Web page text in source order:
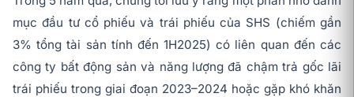
mục đầu tư cổ phiếu và trái phiếu của SHS (chiếm gần
3% tổng tài sản tính đến 1H2025) có liên quan đến các
công ty bất động sản và năng lượng đã chậm trả gốc lãi
trái phiếu trong giai đoạn 2023–2024 hoặc gặp khó khăn